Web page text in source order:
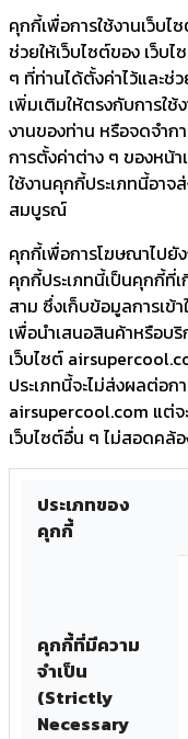
คุกกี้เพื่อการใช้งานเว็บ
ช่วยให้เว็บไซต์ของ เว็บ
ๆ ที่ท่านได้ตั้งค่าไว้และช่
เพิ่มเติมให้ตรงกับการใ
งานของท่าน หรือจดจำ
การตั้งค่าต่าง ๆ ของหน้
ใช้งานคุกกี้ประเภทนี้อาจ
สมบูรณ์
คุกกี้เพื่อการโฆษณาไปยั
คุกกี้ประเภทนี้เป็นคุกกี้ที่
สาม ซึ่งเก็บข้อมูลการเข้
เพื่อนำเสนอสินค้าหรือบ
เว็บไซต์
ประเภทนี้จะไม่ส่งผลต่อก
airsupercool.com แต่จ
เว็บไซต์อื่น ๆ ไม่สอดคล้
ประเภทของ
คุกกี้
คุกกี้ที่มีความ
จำเป็น
(Strictly
Necessary